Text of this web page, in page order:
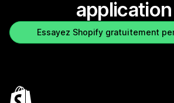
Essayez Shopify gratuitement